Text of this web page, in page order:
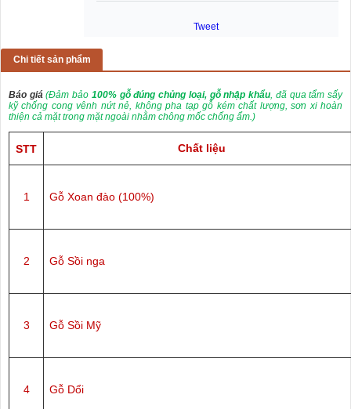
Tweet
Chi tiết sản phẩm
Báo giá(Đảm bảo 100% gỗ đúng chủng loại, gỗ nhập khẩu, đã qua tẩm sấy
kỹ chống cong vênh nứt nẻ, không pha tạp gỗ kém chất lượng, sơn xi hoàn
thiện cả mặt trong mặt ngoài nhằm chông mốc chống ẩm.)
STT Chất liệu
1 Gỗ Xoan đào (100%)
2 Gỗ Sồi nga
3 Gỗ Sồi Mỹ
4 Gỗ Dổi